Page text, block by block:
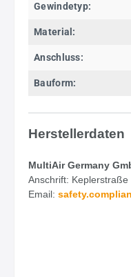
Gewindetyp:
Material:
Anschluss:
Bauform:
Herstellerdaten
MultiAir Germany
Anschrift:
Email: safety.